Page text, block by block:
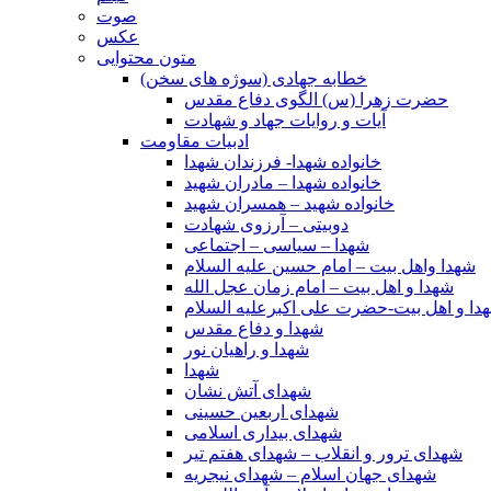
صوت
عکس
متون محتوایی
خطابه جهادی (سوژه های سخن)
حضرت زهرا (س) الگوی دفاع مقدس
آیات و روایات جهاد و شهادت
ادبیات مقاومت
خانواده شهدا- فرزندان شهدا
خانواده شهدا – مادران شهید
خانواده شهید – همسران شهید
دوبیتی – آرزوی شهادت
شهدا – سیاسی – اجتماعی
شهدا واهل بیت – امام حسین علیه السلام
شهدا و اهل بیت – امام زمان عجل الله
و اهل بیت-حضرت علی اکبرعلیه السلام
شهدا و دفاع مقدس
شهدا و راهیان نور
شهدا
شهدای آتش نشان
شهدای اربعین حسینی
شهدای بیداری اسلامی
شهدای ترور و انقلاب – شهدای هفتم تیر
شهدای جهان اسلام – شهدای نیجریه